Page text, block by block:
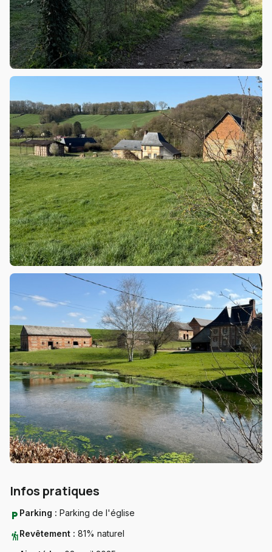
Infos pratiques
local_parking Parking : Parking de l'église
hikingRevêtement : 81% naturel